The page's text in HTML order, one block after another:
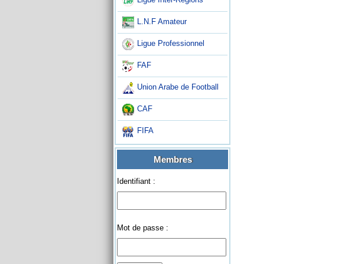
L.N.F Amateur
Ligue Professionnel
FAF
Union Arabe de Football
CAF
FIFA
Membres
Identifiant :
Mot de passe :